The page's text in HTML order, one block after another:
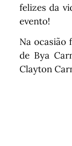
felizes da
evento!
Na ocasião
de Bya
Clayton